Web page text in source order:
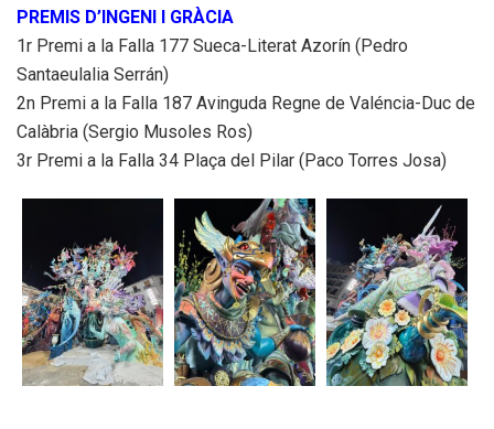
PREMIS D’INGENI I GRÀCIA
1r Premi a la Falla 177 Sueca-Literat Azorín (Pedro
Santaeulalia Serrán)
2n Premi a la Falla 187 Avinguda Regne de Valéncia-Duc de
Calàbria (Sergio Musoles Ros)
3r Premi a la Falla 34 Plaça del Pilar (Paco Torres Josa)